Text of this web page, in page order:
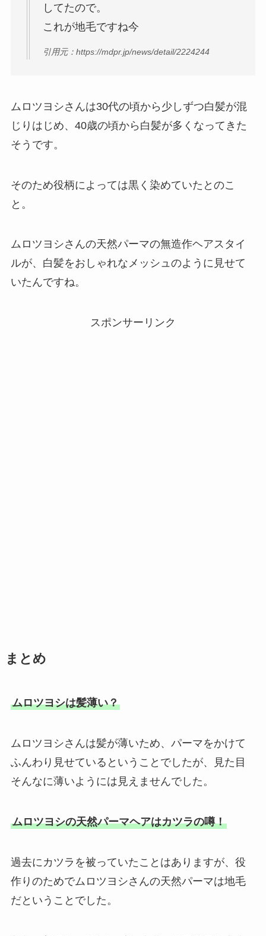
してたので。
これが地毛ですね今
引用元：https://mdpr.jp/news/detail/2224244
ムロツヨシさんは30代の頃から少しずつ白髪が混
じりはじめ、40歳の頃から白髪が多くなってきた
そうです。
そのため役柄によっては黒く染めていたとのこ
と。
ムロツヨシさんの天然パーマの無造作ヘアスタイ
ルが、白髪をおしゃれなメッシュのように見せて
いたんですね。
スポンサーリンク
まとめ
ムロツヨシは髪薄い？
ムロツヨシさんは髪が薄いため、パーマをかけて
ふんわり見せているということでしたが、見た目
そんなに薄いようには見えませんでした。
ムロツヨシの天然パーマヘアはカツラの噂！
過去にカツラを被っていたことはありますが、役
作りのためでムロツヨシさんの天然パーマは地毛
だということでした。